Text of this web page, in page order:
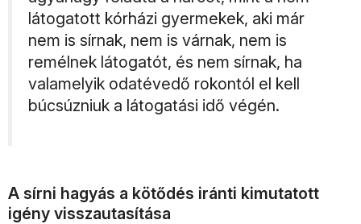
látogatott kórházi gyermekek, aki már
nem is sírnak, nem is várnak, nem is
remélnek látogatót, és nem sírnak, ha
valamelyik odatévedő rokontól el kell
búcsúzniuk a látogatási idő végén.
A sírni hagyás a kötődés iránti kimutatott
igény visszautasítása